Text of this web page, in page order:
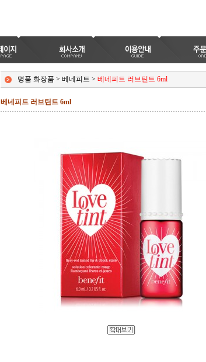
명품 화장품 > 베네피트 > 베네피트 러브틴트 6ml
베네피트 러브틴트 6ml